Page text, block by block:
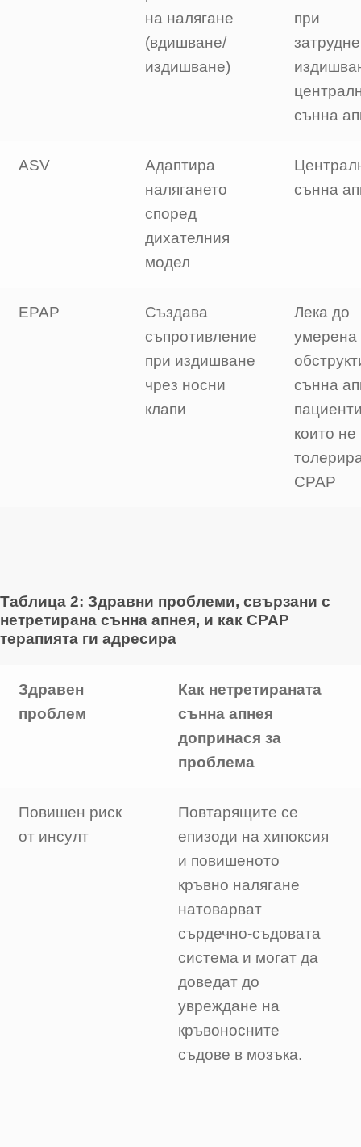
на налягане
(вдишване/
издишване)
при
сънна
ASV
Адаптира
налягането
според
дихателния
модел
сънна
EPAP
Създава
съпротивление
при издишване
чрез носни
клапи
Лека до
умерена
сънна
които не
CPAP
Таблица 2: Здравни проблеми, свързани с
нетретирана сънна апнея, и как CPAP
терапията ги адресира
Здравен
проблем
Как нетретираната
сънна апнея
допринася за
проблема
Повишен риск
от инсулт
Повтарящите се
епизоди на хипоксия
и повишеното
кръвно налягане
натоварват
сърдечно-съдовата
система и могат да
доведат до
увреждане на
кръвоносните
съдове в мозъка.